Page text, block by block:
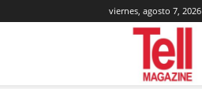
viernes, agosto 7, 2026